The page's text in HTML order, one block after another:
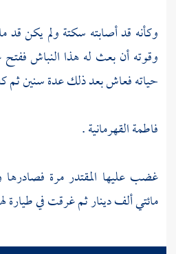
وكأنه قد أصابته سكتة ولم يكن قد
وقوته أن بعث له هذا النباش
حياته فعاش بعد ذلك عدة سنين ثم
فاطمة القهرمانية.
غضب عليها المقتدرمرة فصادرها
مائتي ألف دينار ثم غرقت في طيارة